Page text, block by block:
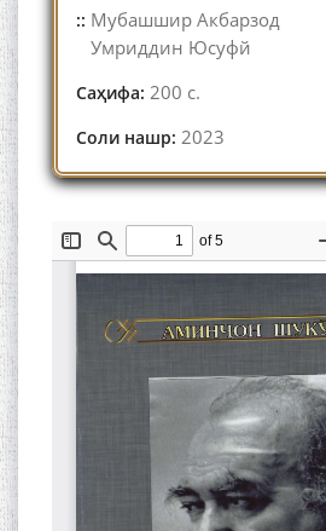
:: Мубашшир Акбарзод
Умриддин Юсуфй
Саҳифа: 200 с.
Соли нашр: 2023
به عبارت دیگر: گفتگو با مومن
young talents with Mumyin
The Persian Gulf Beautiful